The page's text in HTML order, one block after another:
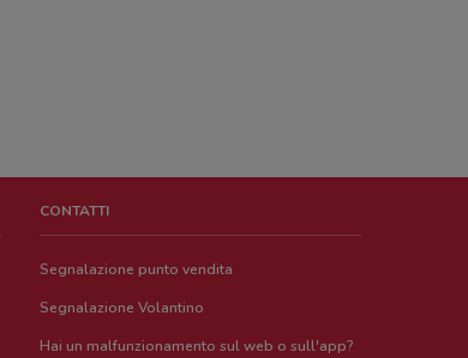
CONTATTI
Segnalazione punto vendita
Segnalazione Volantino
Hai un malfunzionamento sul web o sull'app?